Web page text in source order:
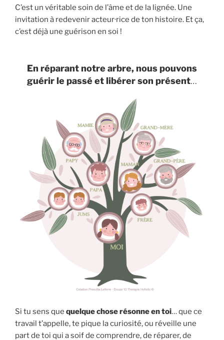
C’est un véritable soin de l’âme et de la lignée. Une
invitation à redevenir acteur·rice de ton histoire. Et ça,
c’est déjà une guérison en soi !
En réparant notre arbre, nous pouvons
guérir le passé et libérer son présent…
Si tu sens que quelque chose résonne en toi… que ce
travail t’appelle, te pique la curiosité, ou réveille une
part de toi qui a soif de comprendre, de réparer, de